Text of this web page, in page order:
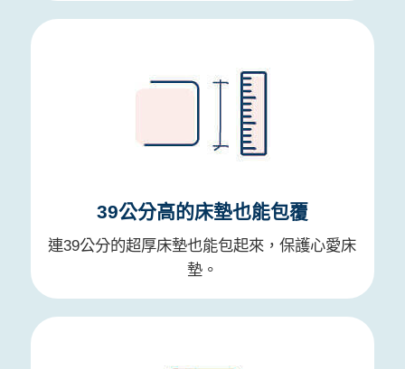
39公分高的床墊也能包覆
連39公分的超厚床墊也能包起來，保護心愛床
墊。